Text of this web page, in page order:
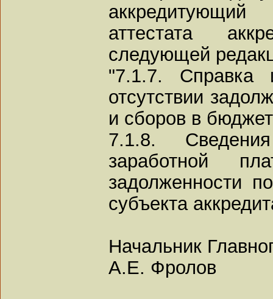
аттестата
следующей
"7.1.7. Справка
отсутствии
и сборов в
7.1.8.
заработной
задолженности
субъекта
Начальник
А.Е. Фролов